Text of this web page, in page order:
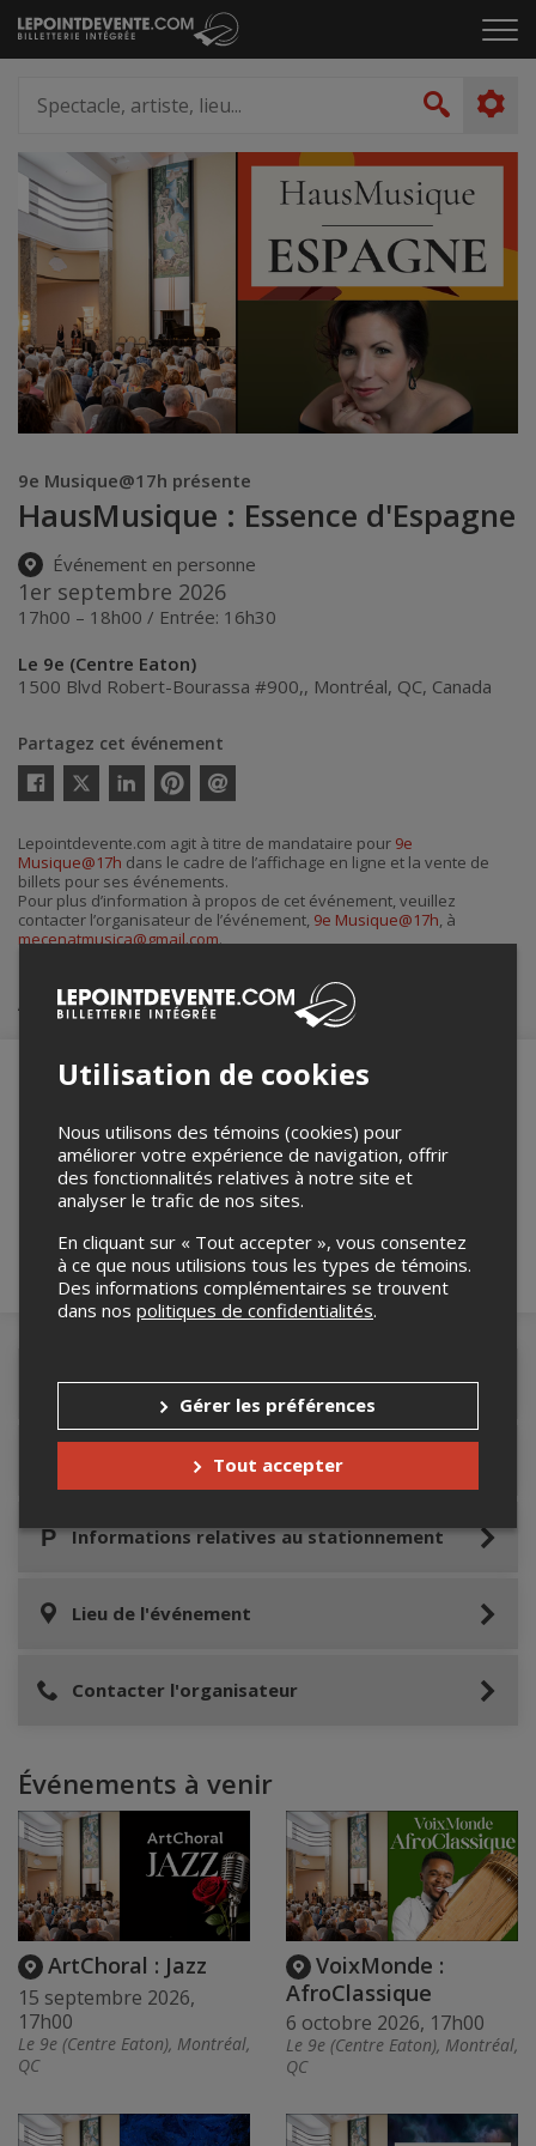
Passer
au
le
artiste,
lieu...
9e Musique@17h présente
HausMusique : Essence d'Espagne
Événement en personne
1er septembre 2026
17h00 – 18h00 / Entrée: 16h30
Le 9e (Centre Eaton)
1500 Blvd Robert-Bourassa #900,, Montréal, QC, Canada
Partagez cet événement
Twitter
courriel
Lepointdevente.com agit à titre de mandataire pour 9e
Musique@17h dans le cadre de l’affichage en ligne et la vente de
billets pour ses événements.
Pour plus d’information à propos de cet événement, veuillez
contacter l’organisateur de l’événement, 9e Musique@17h, à
mecenatmusica@gmail.com.
Achat de billets
Merci de confirmer que vous n'êtes pas un
robot ci-bas.
Détails de l'événement
Accès au site de l'événement
Informations relatives au stationnement
Lieu de l'événement
Contacter l'organisateur
Événements à venir
ArtChoral : Jazz
15 septembre 2026,
17h00
Le 9e (Centre Eaton), Montréal,
QC
VoixMonde :
AfroClassique
6 octobre 2026, 17h00
Le 9e (Centre Eaton), Montréal,
QC
Utilisation de cookies
Nous utilisons des témoins (cookies) pour
améliorer votre expérience de navigation, offrir
des fonctionnalités relatives à notre site et
analyser le trafic de nos sites.
En cliquant sur « Tout accepter », vous consentez
à ce que nous utilisions tous les types de témoins.
Des informations complémentaires se trouvent
dans nos politiques de confidentialités.
Gérer les préférences
Tout accepter